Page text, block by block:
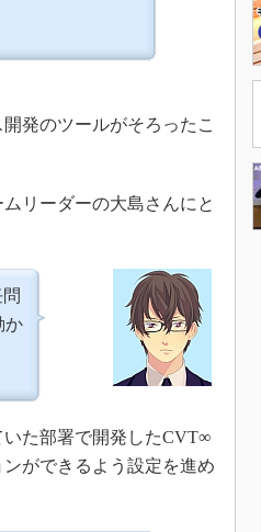
発のツールがそろったこ
リーダーの大島さんにと
か
た部署で開発したCVT∞
ができるよう設定を進め